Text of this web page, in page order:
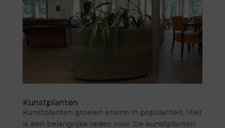
Kunstplanten
Kunstplanten groeien enorm in populariteit. Hier
is een belangrijke reden voor. De kunstplanten